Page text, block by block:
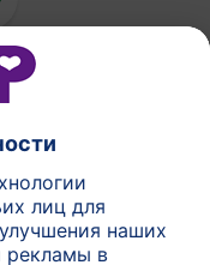
Контакт